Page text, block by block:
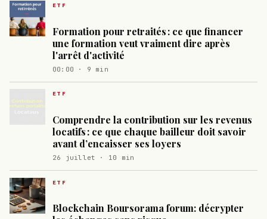
ETF
Formation pour retraités : ce que financer
une formation veut vraiment dire après
l'arrêt d'activité
00:00 · 9 min
ETF
Comprendre la contribution sur les revenus
locatifs : ce que chaque bailleur doit savoir
avant d’encaisser ses loyers
26 juillet · 10 min
ETF
Blockchain Boursorama forum: décrypter